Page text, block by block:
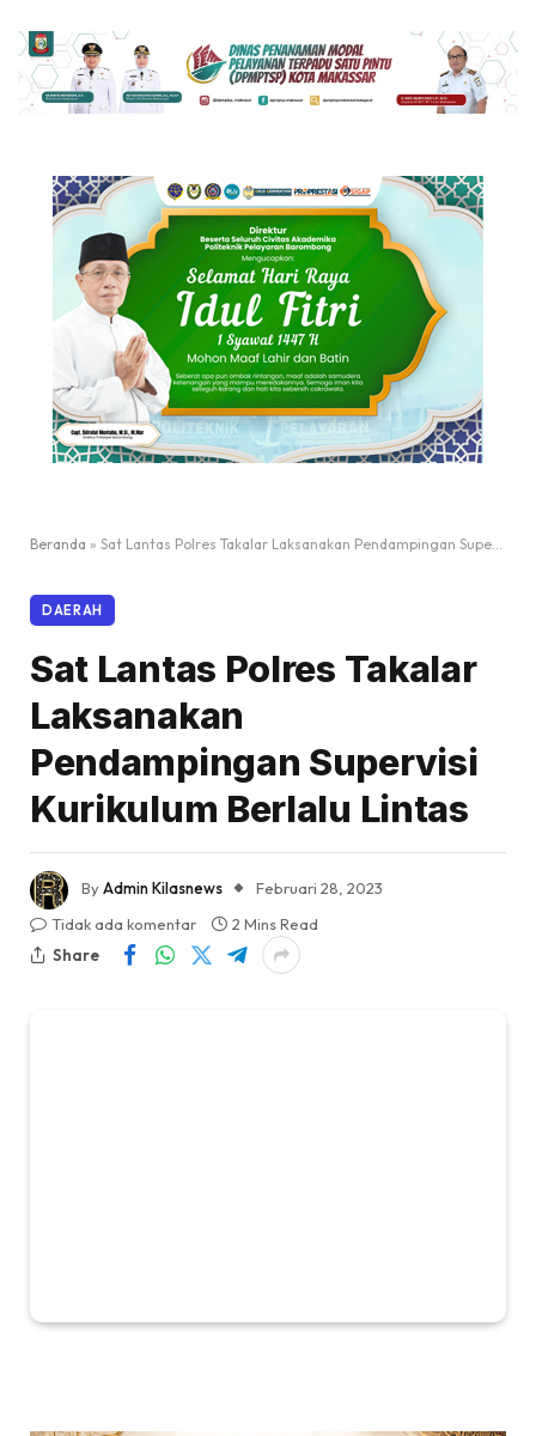
Beranda » Sat Lantas Polres Takalar Laksanakan Pendampingan Supervisi Kurikulum Berlalu Lintas
DAERAH
Sat Lantas Polres Takalar
Laksanakan
Pendampingan Supervisi
Kurikulum Berlalu Lintas
ByAdmin Kilasnews
Februari 28, 2023
Tidak ada komentar
2 Mins Read
Share